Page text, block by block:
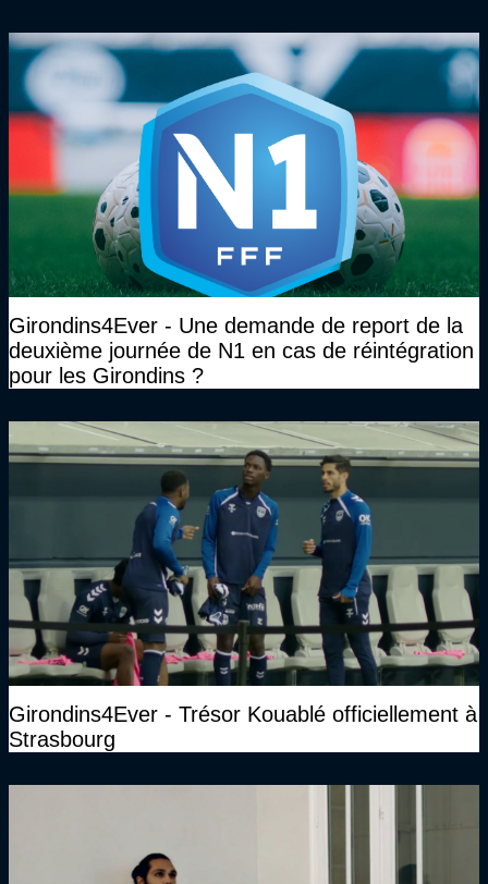
Girondins4Ever - Une demande de report de la
deuxième journée de N1 en cas de réintégration
pour les Girondins ?
Girondins4Ever - Trésor Kouablé officiellement à
Strasbourg